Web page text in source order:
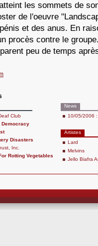
les sommets de
de l'oeuvre
et des anus. En
procès contre le
peu de temps
Club
Democracy
Disasters
Inc.
Rotting Vegetables
News
10/05/2006
Artistes
Lard
Melvins
Jello Biafra